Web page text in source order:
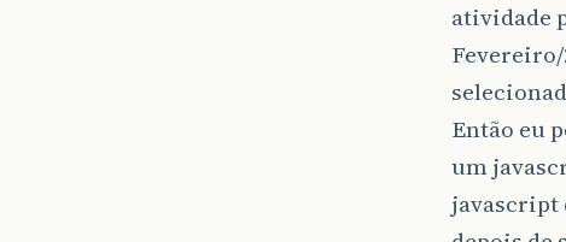
atividade
Então eu
um
javascript